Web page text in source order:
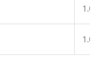
1.0
1.0